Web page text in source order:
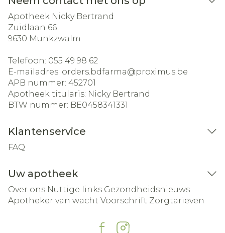
Apotheek Nicky Bertrand
Zuidlaan 66
9630 Munkzwalm
Telefoon: 055 49 98 62
E-mailadres: orders.bdfarma@proximus.be
APB nummer: 452701
Apotheek titularis: Nicky Bertrand
BTW nummer: BE0458341331
Klantenservice
FAQ
Uw apotheek
Over ons Nuttige links Gezondheidsnieuws
Apotheker van wacht Voorschrift Zorgtarieven